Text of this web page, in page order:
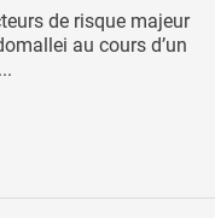
de risque majeur
au cours d’un